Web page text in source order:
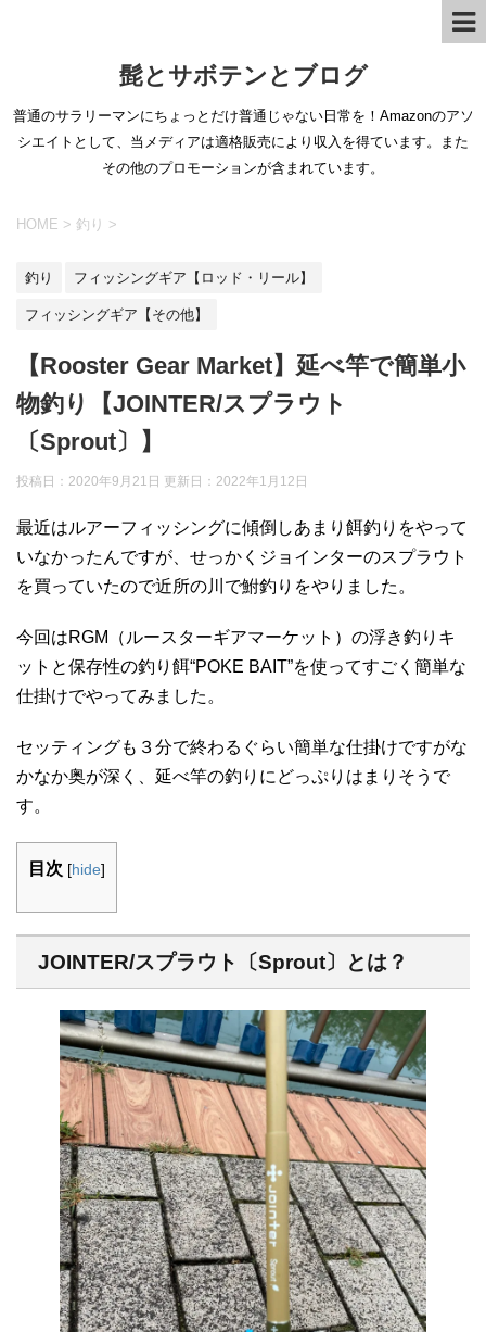
髭とサボテンとブログ
普通のサラリーマンにちょっとだけ普通じゃない日常を！Amazonのアソ
シエイトとして、当メディアは適格販売により収入を得ています。また
その他のプロモーションが含まれています。
HOME > 釣り >
釣り フィッシングギア【ロッド・リール】
フィッシングギア【その他】
【Rooster Gear Market】延べ竿で簡単小
物釣り【JOINTER/スプラウト
〔Sprout〕】
投稿日：2020年9月21日 更新日： 2022年1月12日
最近はルアーフィッシングに傾倒しあまり餌釣りをやって
いなかったんですが、せっかくジョインターのスプラウト
を買っていたので近所の川で鮒釣りをやりました。
今回はRGM（ルースターギアマーケット）の浮き釣りキ
ットと保存性の釣り餌“POKE BAIT”を使ってすごく簡単な
仕掛けでやってみました。
セッティングも３分で終わるぐらい簡単な仕掛けですがな
かなか奥が深く、延べ竿の釣りにどっぷりはまりそうで
す。
目次 [hide]
JOINTER/スプラウト〔Sprout〕とは？